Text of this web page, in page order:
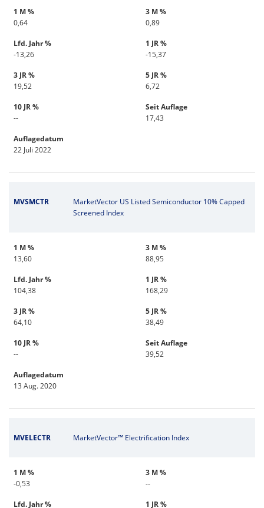
1 M %
0,64
3 M %
0,89
Lfd. Jahr %
-13,26
1 JR %
-15,37
3 JR %
19,52
5 JR %
6,72
10 JR %
--
Seit Auflage
17,43
Auflagedatum
22 Juli 2022
MVSMCTR
MarketVector US Listed Semiconductor 10% Capped
Screened Index
1 M %
13,60
3 M %
88,95
Lfd. Jahr %
104,38
1 JR %
168,29
3 JR %
64,10
5 JR %
38,49
10 JR %
--
Seit Auflage
39,52
Auflagedatum
13 Aug. 2020
MVELECTR MarketVector™ Electrification Index
1 M %
-0,53
3 M %
--
Lfd. Jahr % 1 JR %